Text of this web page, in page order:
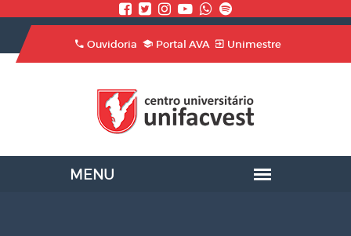
Ouvidoria Portal AVA Unimestre